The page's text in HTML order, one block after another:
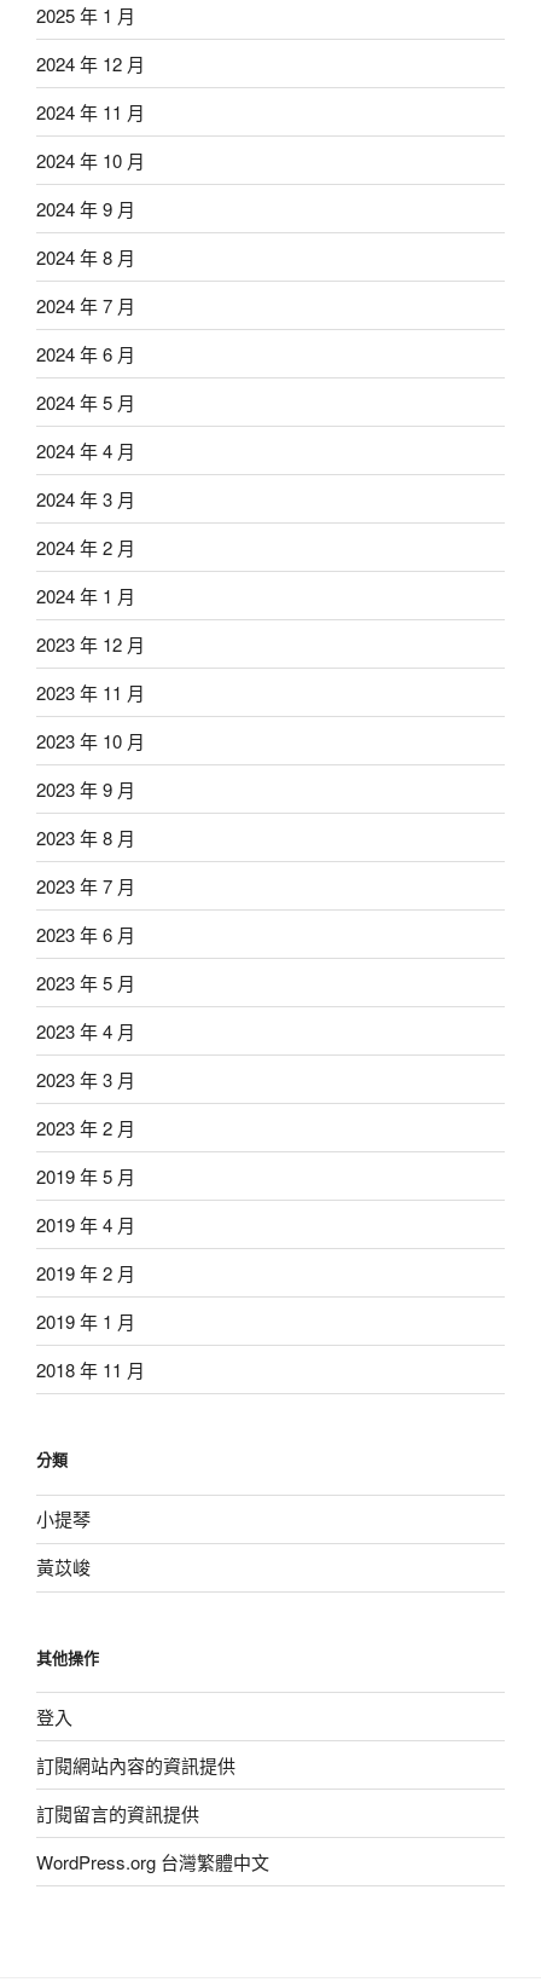
2025 年 1 月
2024 年 12 月
2024 年 11 月
2024 年 10 月
2024 年 9 月
2024 年 8 月
2024 年 7 月
2024 年 6 月
2024 年 5 月
2024 年 4 月
2024 年 3 月
2024 年 2 月
2024 年 1 月
2023 年 12 月
2023 年 11 月
2023 年 10 月
2023 年 9 月
2023 年 8 月
2023 年 7 月
2023 年 6 月
2023 年 5 月
2023 年 4 月
2023 年 3 月
2023 年 2 月
2019 年 5 月
2019 年 4 月
2019 年 2 月
2019 年 1 月
2018 年 11 月
分類
小提琴
黃苡峻
其他操作
登入
訂閱網站內容的資訊提供
訂閱留言的資訊提供
WordPress.org 台灣繁體中文